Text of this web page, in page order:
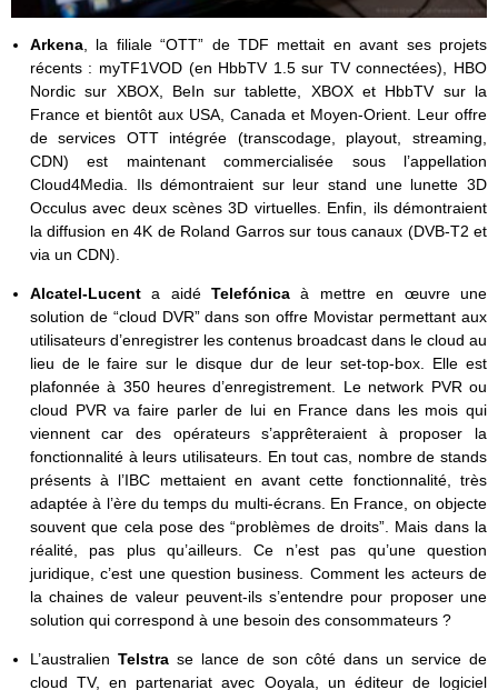
Arkena, la filiale “OTT” de TDF mettait en avant ses projets
récents : myTF1VOD (en HbbTV 1.5 sur TV connectées), HBO
Nordic sur XBOX, BeIn sur tablette, XBOX et HbbTV sur la
France et bientôt aux USA, Canada et Moyen-Orient. Leur offre
de services OTT intégrée (transcodage, playout, streaming,
CDN) est maintenant commercialisée sous l’appellation
Cloud4Media. Ils démontraient sur leur stand une lunette 3D
Occulus avec deux scènes 3D virtuelles. Enfin, ils démontraient
la diffusion en 4K de Roland Garros sur tous canaux (DVB-T2 et
via un CDN).
Alcatel-Lucenta aidéTelefónicaà mettre en œuvre une
solution de “cloud DVR” dans son offre Movistar permettant aux
utilisateurs d’enregistrer les contenus broadcast dans le cloud au
lieu de le faire sur le disque dur de leur set-top-box. Elle est
plafonnée à 350 heures d’enregistrement. Le network PVR ou
cloud PVR va faire parler de lui en France dans les mois qui
viennent car des opérateurs s’apprêteraient à proposer la
fonctionnalité à leurs utilisateurs. En tout cas, nombre de stands
présents à l’IBC mettaient en avant cette fonctionnalité, très
adaptée à l’ère du temps du multi-écrans. En France, on objecte
souvent que cela pose des “problèmes de droits”. Mais dans la
réalité, pas plus qu’ailleurs. Ce n’est pas qu’une question
juridique, c’est une question business. Comment les acteurs de
la chaines de valeur peuvent-ils s’entendre pour proposer une
solution qui correspond à une besoin des consommateurs ?
L’australien Telstra se lance de son côté dans un service de
cloud TV, en partenariat avec Ooyala, un éditeur de logiciel